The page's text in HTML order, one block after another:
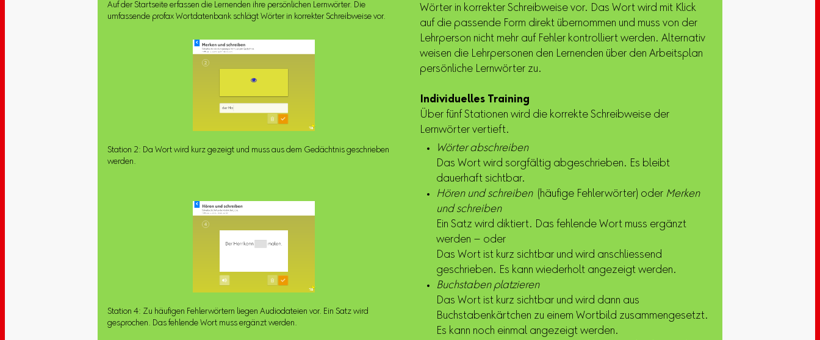
Auf der Startseite erfassen die Lernenden ihre persönlichen Lernwörter. Die
umfassende profax Wortdatenbank schlägt Wörter in korrekter Schreibweise vor.
Station 2: Da Wort wird kurz gezeigt und muss aus dem Gedächtnis geschrieben
werden.
Station 4: Zu häufigen Fehlerwörtern liegen Audiodateien vor. Ein Satz wird
gesprochen. Das fehlende Wort muss ergänzt werden.
Wörter in korrekter Schreibweise vor. Das Wort wird mit Klick
auf die passende Form direkt übernommen und muss von der
Lehrperson nicht mehr auf Fehler kontrolliert werden. Alternativ
weisen die Lehrpersonen den Lernenden über den Arbeitsplan
persönliche Lernwörter zu.
Individuelles Training
Über fünf Stationen wird die korrekte Schreibweise der
Lernwörter vertieft.
Wörter abschreiben
Das Wort wird sorgfältig abgeschrieben. Es bleibt
dauerhaft sichtbar.
Hören und schreiben(häufige Fehlerwörter) oder Merken
und schreiben
Ein Satz wird diktiert. Das fehlende Wort muss ergänzt
werden – oder
Das Wort ist kurz sichtbar und wird anschliessend
geschrieben. Es kann wiederholt angezeigt werden.
Buchstaben platzieren
Das Wort ist kurz sichtbar und wird dann aus
Buchstabenkärtchen zu einem Wortbild zusammengesetzt.
Es kann noch einmal angezeigt werden.